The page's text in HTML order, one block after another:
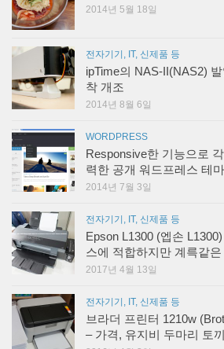
2014년 5월 18일
전자기기, IT, 신제품 등
ipTime의 NAS-II(NAS2)
착 개조
2014년 8월 6일
WORDPRESS
Responsive한 기능으로
력한 공개 워드프레스 테
2014년 7월 3일
전자기기, IT, 신제품 등
Epson L1300 (엡손
스에 적합하지만 계륵같은
2017년 4월 13일
전자기기, IT, 신제품 등
브라더 프린터 1210w
– 가격, 유지비 두마리 토